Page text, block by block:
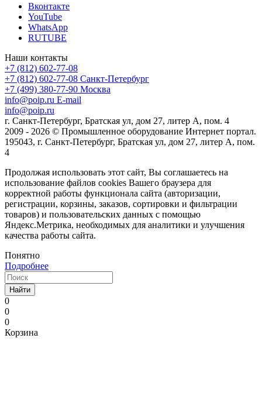
Вконтакте
YouTube
WhatsApp
RUTUBE
Наши контакты
+7 (812) 602-77-08
+7 (812) 602-77-08 Санкт-Петербург
+7 (499) 380-77-90 Москва
info@poip.ru E-mail
info@poip.ru
г. Санкт-Петербург, Братская ул, дом 27, литер А, пом. 4
2009 - 2026 © Промышленное оборудование Интернет портал.
195043, г. Санкт-Петербург, Братская ул, дом 27, литер А, пом.
4
Продолжая использовать этот сайт, Вы соглашаетесь на
использование файлов cookies Вашего браузера для
корректной работы функционала сайта (авторизации,
регистрации, корзины, заказов, сортировки и фильтрации
товаров) и пользовательских данных с помощью
Яндекс.Метрика, необходимых для аналитики и улучшения
качества работы сайта.
Понятно
Подробнее
Найти
0
0
0
Корзина